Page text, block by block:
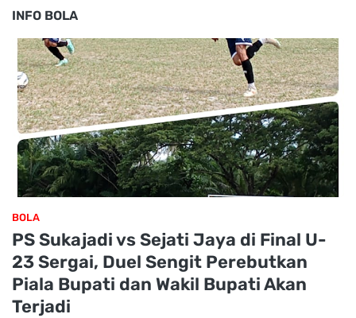
INFO BOLA
BOLA
PS Sukajadi vs Sejati Jaya di Final U-
23 Sergai, Duel Sengit Perebutkan
Piala Bupati dan Wakil Bupati Akan
Terjadi